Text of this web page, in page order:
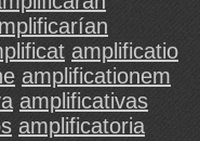
amplificatio
amplificationem
amplificativas
amplificatoria